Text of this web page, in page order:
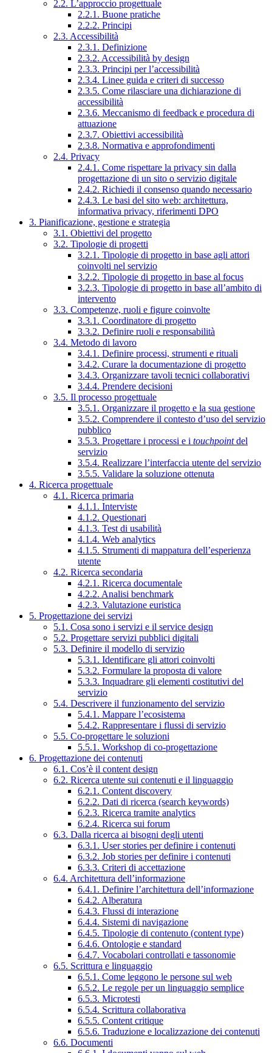
2.2. L’approccio progettuale
2.2.1. Buone pratiche
2.2.2. Principi
2.3. Accessibilità
2.3.1. Definizione
2.3.2. Accessibilità by design
2.3.3. Principi per l’accessibilità
2.3.4. Linee guida e criteri di successo
2.3.5. Come rilasciare una dichiarazione di
accessibilità
2.3.6. Meccanismo di feedback e procedura di
attuazione
2.3.7. Obiettivi accessibilità
2.3.8. Normativa e approfondimenti
2.4. Privacy
2.4.1. Come rispettare la privacy sin dalla
progettazione di un sito o servizio digitale
2.4.2. Richiedi il consenso quando necessario
2.4.3. Le basi del sito web: architettura,
informativa privacy, riferimenti DPO
3. Pianificazione, gestione e strategia
3.1. Obiettivi del progetto
3.2. Tipologie di progetti
3.2.1. Tipologie di progetto in base agli attori
coinvolti nel servizio
3.2.2. Tipologie di progetto in base al focus
3.2.3. Tipologie di progetto in base all’ambito di
intervento
3.3. Competenze, ruoli e figure coinvolte
3.3.1. Coordinatore di progetto
3.3.2. Definire ruoli e responsabilità
3.4. Metodo di lavoro
3.4.1. Definire processi, strumenti e rituali
3.4.2. Curare la documentazione di progetto
3.4.3. Organizzare tavoli tecnici collaborativi
3.4.4. Prendere decisioni
3.5. Il processo progettuale
3.5.1. Organizzare il progetto e la sua gestione
3.5.2. Comprendere il contesto d’uso del servizio
pubblico
3.5.3. Progettare i processi e i touchpointdel
servizio
3.5.4. Realizzare l’interfaccia utente del servizio
3.5.5. Validare la soluzione ottenuta
4. Ricerca progettuale
4.1. Ricerca primaria
4.1.1. Interviste
4.1.2. Questionari
4.1.3. Test di usabilità
4.1.4. Web analytics
4.1.5. Strumenti di mappatura dell’esperienza
utente
4.2. Ricerca secondaria
4.2.1. Ricerca documentale
4.2.2. Analisi benchmark
4.2.3. Valutazione euristica
5. Progettazione dei servizi
5.1. Cosa sono i servizi e il service design
5.2. Progettare servizi pubblici digitali
5.3. Definire il modello di servizio
5.3.1. Identificare gli attori coinvolti
5.3.2. Formulare la proposta di valore
5.3.3. Inquadrare gli elementi costitutivi del
servizio
5.4. Descrivere il funzionamento del servizio
5.4.1. Mappare l’ecosistema
5.4.2. Rappresentare i flussi di servizio
5.5. Co-progettare le soluzioni
5.5.1. Workshop di co-progettazione
6. Progettazione dei contenuti
6.1. Cos’è il content design
6.2. Ricerca utente sui contenuti e il linguaggio
6.2.1. Content discovery
6.2.2. Dati di ricerca (search keywords)
6.2.3. Ricerca tramite analytics
6.2.4. Ricerca sui forum
6.3. Dalla ricerca ai bisogni degli utenti
6.3.1. User stories per definire i contenuti
6.3.2. Job stories per definire i contenuti
6.3.3. Criteri di accettazione
6.4. Architettura dell’informazione
6.4.1. Definire l’architettura dell’informazione
6.4.2. Alberatura
6.4.3. Flussi di interazione
6.4.4. Sistemi di navigazione
6.4.5. Tipologie di contenuto (content type)
6.4.6. Ontologie e standard
6.4.7. Vocabolari controllati e tassonomie
6.5. Scrittura e linguaggio
6.5.1. Come leggono le persone sul web
6.5.2. Le regole per un linguaggio semplice
6.5.3. Microtesti
6.5.4. Scrittura collaborativa
6.5.5. Content critique
6.5.6. Traduzione e localizzazione dei contenuti
6.6. Documenti